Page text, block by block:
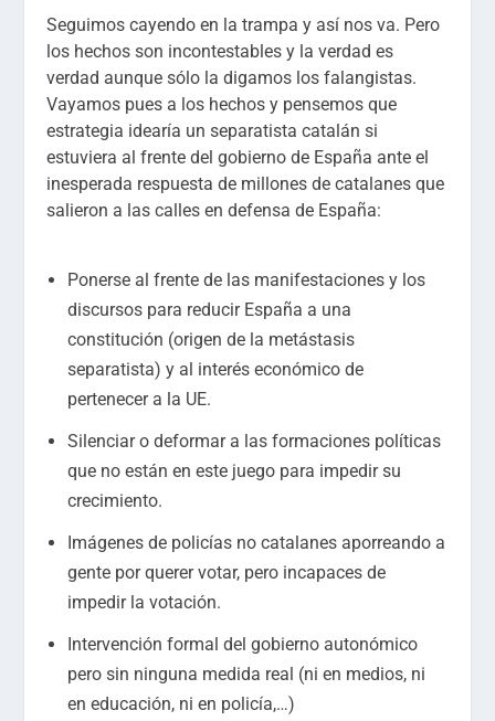
Seguimos cayendo en la trampa y así nos va. Pero
los hechos son incontestables y la verdad es
verdad aunque sólo la digamos los falangistas.
Vayamos pues a los hechos y pensemos que
estrategia idearía un separatista catalán si
estuviera al frente del gobierno de España ante el
inesperada respuesta de millones de catalanes que
salieron a las calles en defensa de España:
Ponerse al frente de las manifestaciones y los
discursos para reducir España a una
constitución (origen de la metástasis
separatista) y al interés económico de
pertenecer a la UE.
Silenciar o deformar a las formaciones políticas
que no están en este juego para impedir su
crecimiento.
Imágenes de policías no catalanes aporreando a
gente por querer votar, pero incapaces de
impedir la votación.
Intervención formal del gobierno autonómico
pero sin ninguna medida real (ni en medios, ni
en educación, ni en policía,…)